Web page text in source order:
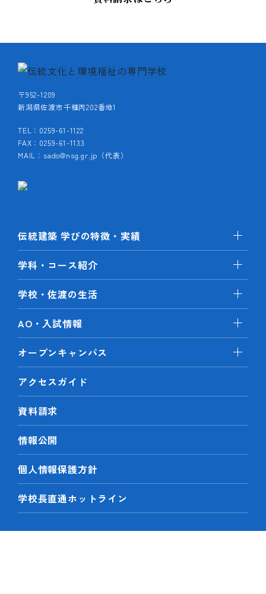
〒952-1209
新潟県佐渡市千種丙202番地1
TEL：0259-61-1122
FAX：0259-61-1133
MAIL：sado@nsg.gr.jp（代表）
伝統建築 学びの特徴・実績
学科・コース紹介
学校・佐渡の生活
AO・入試情報
オープンキャンパス
アクセスガイド
資料請求
情報公開
個人情報保護方針
学校長直通ホットライン